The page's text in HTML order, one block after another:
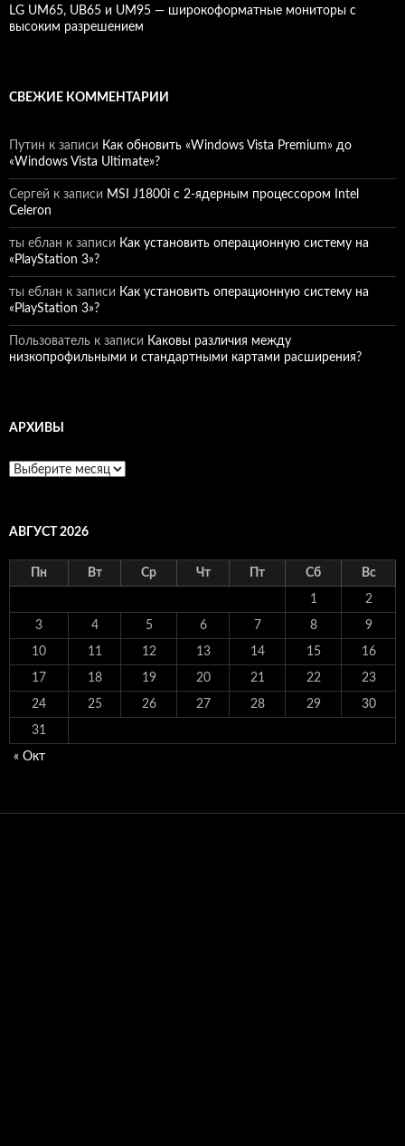
LG UM65, UB65 и UM95 — широкоформатные мониторы с
высоким разрешением
СВЕЖИЕ КОММЕНТАРИИ
Путин к записи Как обновить «Windows Vista Premium» до
«Windows Vista Ultimate»?
Сергей к записи MSI J1800i с 2-ядерным процессором Intel
Celeron
ты еблан к записи Как установить операционную систему на
«PlayStation 3»?
ты еблан к записи Как установить операционную систему на
«PlayStation 3»?
Пользователь к записи Каковы различия между
низкопрофильными и стандартными картами расширения?
АРХИВЫ
Архивы
АВГУСТ 2026
Пн Вт Ср Чт Пт Сб Вс
1 2
3 4 5 6 7 8 9
10 11 12 13 14 15 16
17 18 19 20 21 22 23
24 25 26 27 28 29 30
31
« Окт